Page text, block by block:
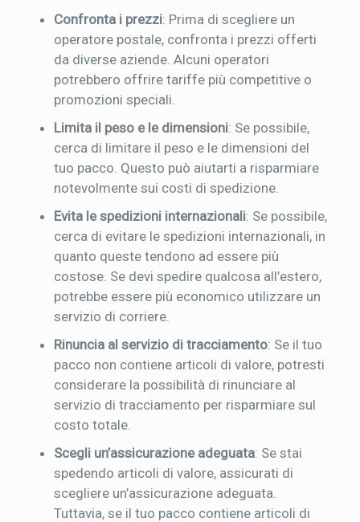
Confronta i prezzi: Prima di scegliere un
operatore postale, confronta i prezzi offerti
da diverse aziende. Alcuni operatori
potrebbero offrire tariffe più competitive o
promozioni speciali.
Limita il peso e le dimensioni: Se possibile,
cerca di limitare il peso e le dimensioni del
tuo pacco. Questo può aiutarti a risparmiare
notevolmente sui costi di spedizione.
Evita le spedizioni internazionali: Se possibile,
cerca di evitare le spedizioni internazionali, in
quanto queste tendono ad essere più
costose. Se devi spedire qualcosa all’estero,
potrebbe essere più economico utilizzare un
servizio di corriere.
Rinuncia al servizio di tracciamento: Se il tuo
pacco non contiene articoli di valore, potresti
considerare la possibilità di rinunciare al
servizio di tracciamento per risparmiare sul
costo totale.
Scegli un’assicurazione adeguata: Se stai
spedendo articoli di valore, assicurati di
scegliere un’assicurazione adeguata.
Tuttavia, se il tuo pacco contiene articoli di